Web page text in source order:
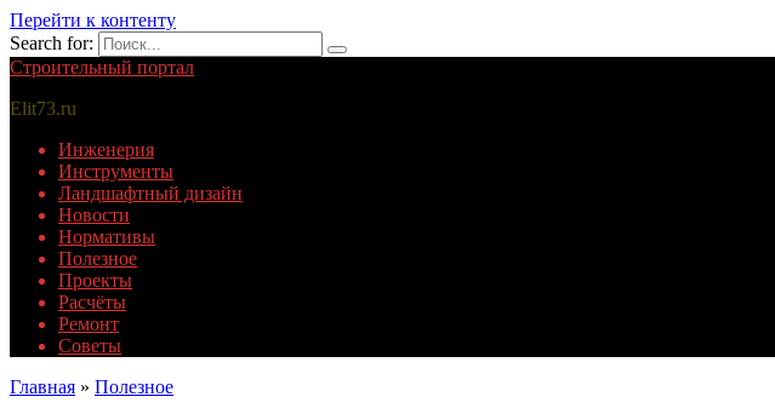
Перейти к контенту
Search for:
Строительный портал
Elit73.ru
Инженерия
Инструменты
Ландшафтный дизайн
Новости
Нормативы
Полезное
Проекты
Расчёты
Ремонт
Советы
Главная » Полезное